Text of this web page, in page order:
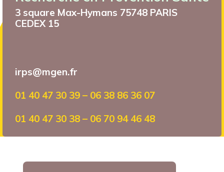
3 square Max-Hymans 75748 PARIS
CEDEX 15
irps@mgen.fr
01 40 47 30 39 – 06 38 86 36 07
01 40 47 30 38 – 06 70 94 46 48